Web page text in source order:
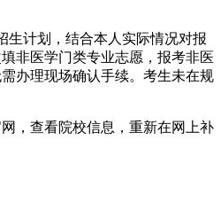
生计划，结合本人实际情况对报
非医学门类专业志愿，报考非医
办理现场确认手续。考生未在规
，查看院校信息，重新在网上补